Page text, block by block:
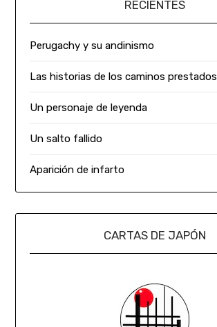
RECIENTES
Perugachy y su andinismo
Las historias de los caminos prestados
Un personaje de leyenda
Un salto fallido
Aparición de infarto
CARTAS DE JAPÓN